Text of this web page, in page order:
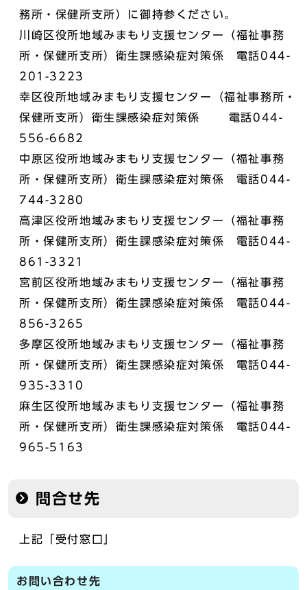
務所・保健所支所）に御持参ください。
川崎区役所地域みまもり支援センター（福祉事務
所・保健所支所）衛生課感染症対策係 電話044-
201-3223
幸区役所地域みまもり支援センター（福祉事務所・
保健所支所）衛生課感染症対策係 電話044-
556-6682
中原区役所地域みまもり支援センター（福祉事務
所・保健所支所）衛生課感染症対策係 電話044-
744-3280
高津区役所地域みまもり支援センター（福祉事務
所・保健所支所）衛生課感染症対策係 電話044-
861-3321
宮前区役所地域みまもり支援センター（福祉事務
所・保健所支所）衛生課感染症対策係 電話044-
856-3265
多摩区役所地域みまもり支援センター（福祉事務
所・保健所支所）衛生課感染症対策係 電話044-
935-3310
麻生区役所地域みまもり支援センター（福祉事務
所・保健所支所）衛生課感染症対策係 電話044-
965-5163
問合せ先
上記「受付窓口」
お問い合わせ先